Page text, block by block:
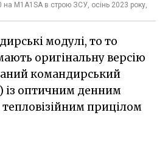
M1A1SA в строю ЗСУ, осінь 2023 року,
модулі, то то
оригінальну версію
командирський
із оптичним денним
тепловізійним прицілом